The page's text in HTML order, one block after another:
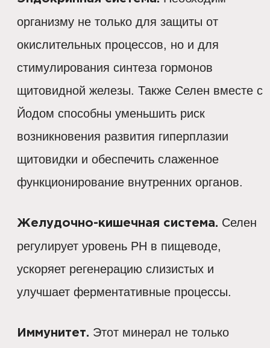
организму не только для защиты от
окислительных процессов, но и для
стимулирования синтеза гормонов
щитовидной железы. Также Селен вместе с
Йодом способны уменьшить риск
возникновения развития гиперплазии
щитовидки и обеспечить слаженное
функционирование внутренних органов.
Желудочно-кишечная система. Селен
регулирует уровень PH в пищеводе,
ускоряет регенерацию слизистых и
улучшает ферментативные процессы.
Иммунитет. Этот минерал не только